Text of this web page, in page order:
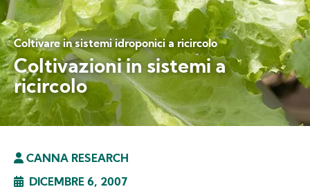
Coltivare in sistemi idroponici a ricircolo
Coltivazioni in sistemi a
ricircolo
CANNA RESEARCH
DICEMBRE 6, 2007